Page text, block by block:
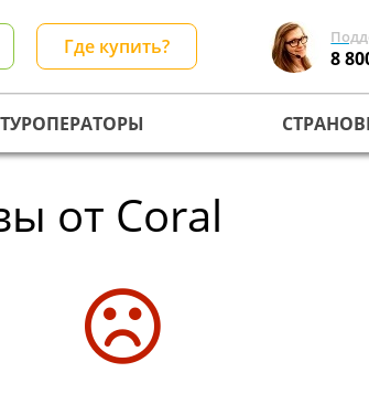
Где купить? 8
ТУРОПЕРАТОРЫ
от Coral